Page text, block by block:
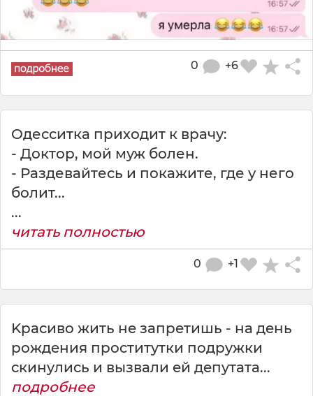
+6
0
Одесситка приходит к врачу:
- Доктор, мой муж болен.
- Раздевайтесь и покажите, где у него
болит...
...
читать полностью
+1
0
Kpacивo жить нe зaпpeтишь - нa дeнь
poждeния пpocтитyтки пoдpyжки
cкинyлиcь и вызвaли eй дeпyтaтa...
подробнее